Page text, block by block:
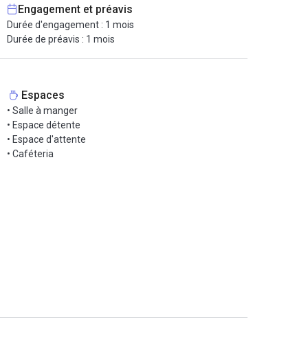
Engagement et préavis
Durée d'engagement : 1 mois
Durée de préavis : 1 mois
Espaces
• Salle à manger
• Espace détente
• Espace d'attente
• Caféteria